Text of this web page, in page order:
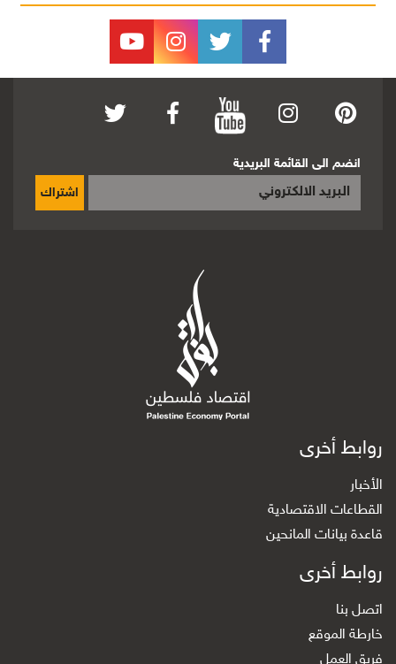
انضم الى القائمة البريدية
اشتراك
روابط أخرى
الأخبار
القطاعات الاقتصادية
قاعدة بيانات المانحين
روابط أخرى
اتصل بنا
خارطة الموقع
فريق العمل